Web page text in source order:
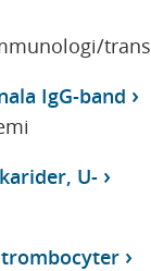
IgG-band
U-